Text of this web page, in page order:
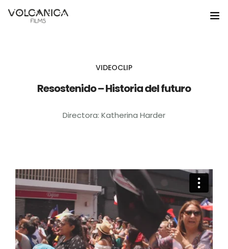
Servicios
Noticias
Contacto
Gestion Cultural
VIDEOCLIP
Resostenido – Historia del futuro
Directora: Katherina Harder